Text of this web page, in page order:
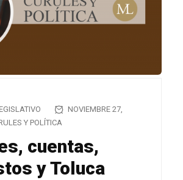
NOVIEMBRE 27,
Y POLÍTICA
cuentas,
y Toluca